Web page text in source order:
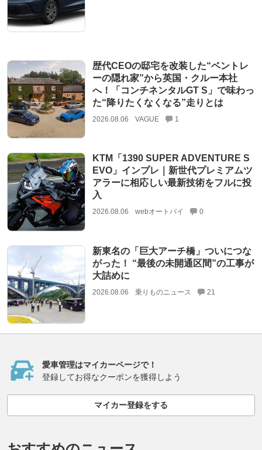
歴代CEOの邸宅を改装した“ベントレ
ーの隠れ家”から英国・クルー本社
へ！「コンチネンタルGT S」で味わっ
た“降りたくなくなる”走りとは
2026.08.06 VAGUE 1
KTM「1390 SUPER ADVENTURE S
EVO」インプレ｜新世代プレミアムツ
アラーに相応しい最新技術をフルに投
入
2026.08.06 webオートバイ 0
新東名の「巨大アーチ橋」ついにつな
がった！ “最後の未開通区間”の工事が
大詰めに
2026.08.06 乗りものニュース 21
愛車管理はマイカーページで！
登録してお得なクーポンを獲得しよう
マイカー登録をする